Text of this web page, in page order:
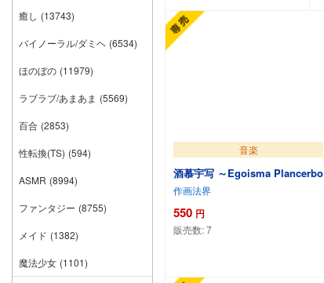
音楽
酒慕宇写 ～Egoisma Plancerbo
作画法界
550 円
販売数:7
癒し (13743)
バイノーラル/ダミヘ (6534)
ほのぼの (11979)
ラブラブ/あまあま (5569)
百合 (2853)
性転換(TS) (594)
ASMR (8994)
ファンタジー (8755)
メイド (1382)
魔法少女 (1101)